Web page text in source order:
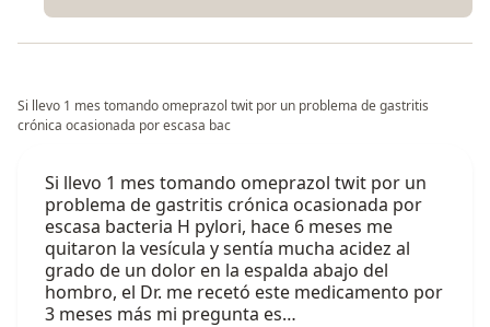
Si llevo 1 mes tomando omeprazol twit por un problema de gastritis
crónica ocasionada por escasa bac
Si llevo 1 mes tomando omeprazol twit por un
problema de gastritis crónica ocasionada por
escasa bacteria H pylori, hace 6 meses me
quitaron la vesícula y sentía mucha acidez al
grado de un dolor en la espalda abajo del
hombro, el Dr. me recetó este medicamento por
3 meses más mi pregunta es…